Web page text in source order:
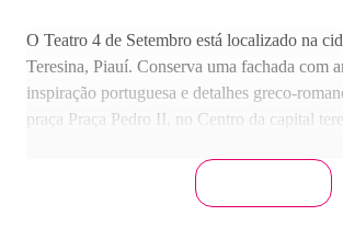
O Teatro 4 de Setembro está localizado na
Teresina, Piauí. Conserva uma fachada com
inspiração portuguesa e detalhes greco-
praça Praça Pedro II, no Centro da capital